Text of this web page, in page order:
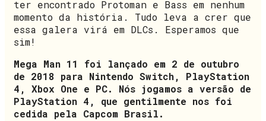
ter encontrado Protoman e Bass em nenhum
momento da história. Tudo leva a crer que
essa galera virá em DLCs. Esperamos que
sim!
Mega Man 11 foi lançado em 2 de outubro
de 2018 para Nintendo Switch, PlayStation
4, Xbox One e PC. Nós jogamos a versão de
PlayStation 4, que gentilmente nos foi
cedida pela Capcom Brasil.